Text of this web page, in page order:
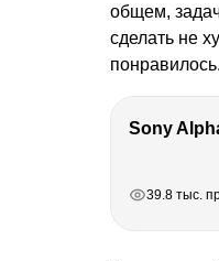
общем,
сделать не
понравилось.
39.8 тыс.